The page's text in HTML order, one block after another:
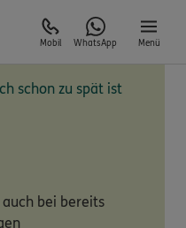
Mobil WhatsApp Menü
schon zu spät ist
bei bereits